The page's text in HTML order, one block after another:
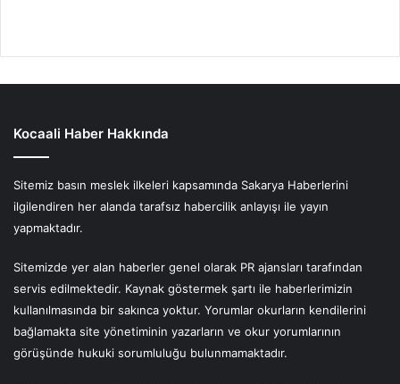
Kocaali Haber Hakkında
Sitemiz basın meslek ilkeleri kapsamında Sakarya Haberlerini
ilgilendiren her alanda tarafsız habercilik anlayışı ile yayın
yapmaktadır.
Sitemizde yer alan haberler genel olarak PR ajansları tarafından
servis edilmektedir. Kaynak göstermek şartı ile haberlerimizin
kullanılmasında bir sakınca yoktur. Yorumlar okurların kendilerini
bağlamakta site yönetiminin yazarların ve okur yorumlarının
görüşünde hukuki sorumluluğu bulunmamaktadır.